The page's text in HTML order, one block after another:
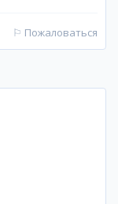
⚐ Пожаловаться